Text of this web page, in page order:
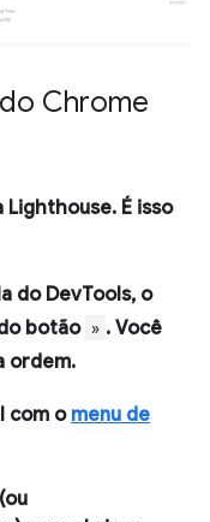
Chrome
Lighthouse. É isso
do DevTools, o
botão » . Você
ordem.
com o menu de